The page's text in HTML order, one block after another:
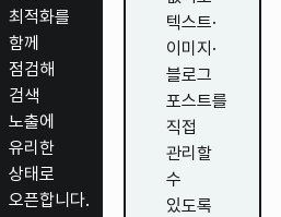
최적화를
함께
점검해
검색
노출에
유리한
상태로
오픈합니다.
텍스트·
이미지·
블로그
포스트를
직접
관리할
수
있도록